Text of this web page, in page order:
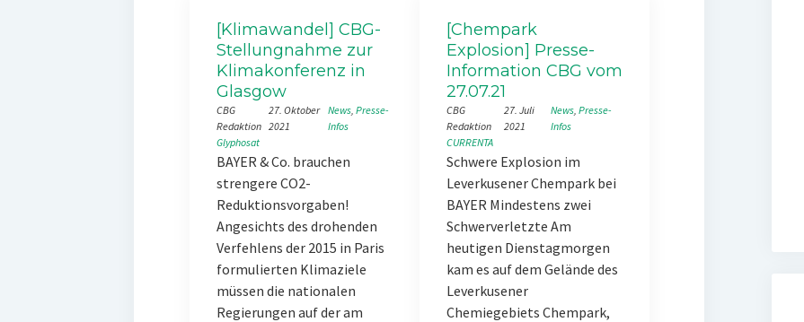
[Klimawandel] CBG-
Stellungnahme zur
Klimakonferenz in
Glasgow
CBG
Redaktion
27. Oktober
2021
News, Presse-
Infos
Glyphosat
BAYER & Co. brauchen
strengere CO2-
Reduktionsvorgaben!
Angesichts des drohenden
Verfehlens der 2015 in Paris
formulierten Klimaziele
müssen die nationalen
Regierungen auf der am
[Chempark
Explosion] Presse-
Information CBG vom
27.07.21
CBG
Redaktion
27. Juli
2021
News, Presse-
Infos
CURRENTA
Schwere Explosion im
Leverkusener Chempark bei
BAYER Mindestens zwei
Schwerverletzte Am
heutigen Dienstagmorgen
kam es auf dem Gelände des
Leverkusener
Chemiegebiets Chempark,